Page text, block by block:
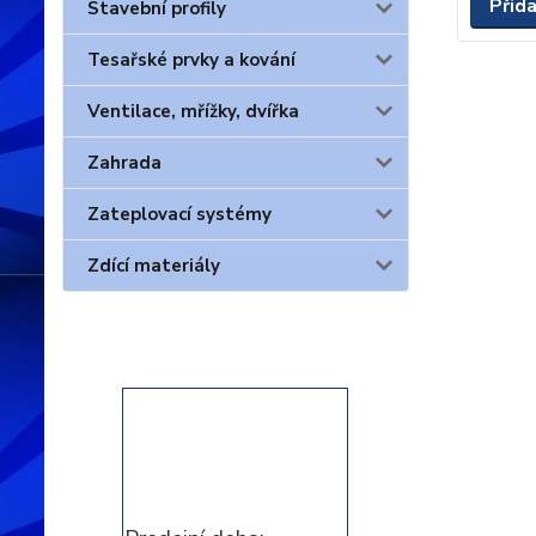
Stavební profily
Tesařské prvky a kování
Ventilace, mřížky, dvířka
Zahrada
Zateplovací systémy
Zdící materiály